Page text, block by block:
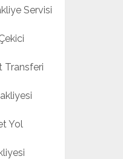
Servisi
Transferi
Yol